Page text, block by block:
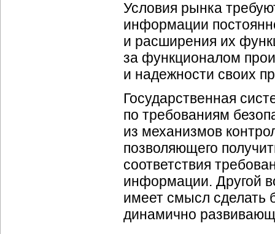
Условия рынка
информации
и расширения их
за функционалом
и надежности своих
Государственная
по требованиям
из механизмов
позволяющего
соответствия
информации. Другой
имеет смысл сделать
динамично